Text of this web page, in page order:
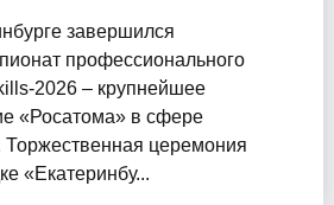
завершился
профессионального
2026 – крупнейшее
«Росатома» в сфере
Торжественная церемония
«Екатеринбу...